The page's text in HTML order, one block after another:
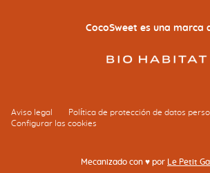
CocoSweet es una marca
Aviso legal
Política de protección de datos
Configurar las cookies
Mecanizado con ♥ por Le Petit